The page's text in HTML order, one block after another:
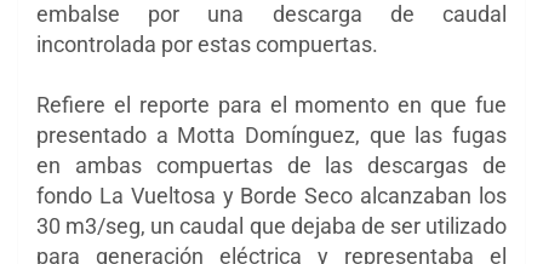
embalse por una descarga de caudal
incontrolada por estas compuertas.
Refiere el reporte para el momento en que fue
presentado a Motta Domínguez, que las fugas
en ambas compuertas de las descargas de
fondo La Vueltosa y Borde Seco alcanzaban los
30 m3/seg, un caudal que dejaba de ser utilizado
para generación eléctrica y representaba el